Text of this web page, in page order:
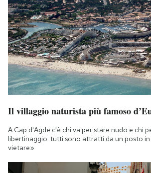
Il villaggio naturista più famoso
A Cap d'Agde c'è chi va per stare nudo e chi
libertinaggio: tutti sono attratti da un posto
vietare»